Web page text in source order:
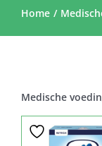
Contacteer Ons
Home
Medische